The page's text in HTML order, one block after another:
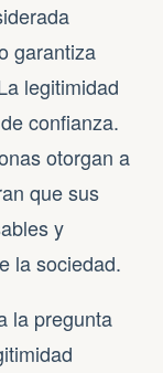
garantiza
legitimidad
confianza.
otorgan a
que sus
y
la sociedad.
la pregunta